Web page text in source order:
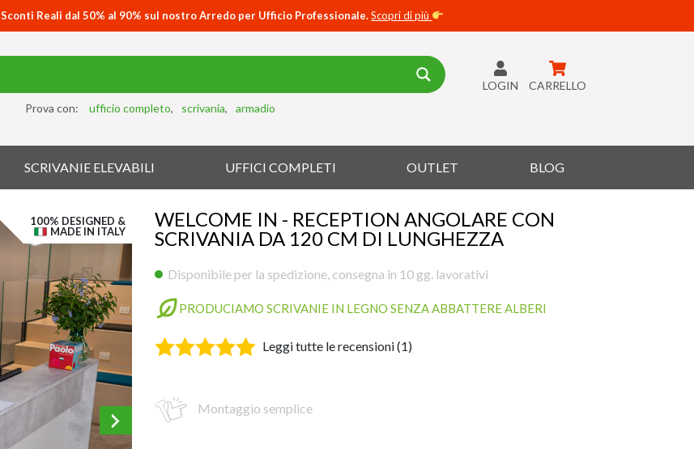
Sconti Reali dal 50% al 90% sul nostro Arredo per Ufficio Professionale.Scopri di più
Prova con: ufficio completo scrivania armadio
LOGIN CARRELLO
SCRIVANIE ELEVABILI UFFICI COMPLETI OUTLET BLOG
100% DESIGNED &
MADE IN ITALY
WELCOME IN - RECEPTION ANGOLARE CON
SCRIVANIA DA 120 CM DI LUNGHEZZA
Disponibile per la spedizione, consegna in 10 gg. lavorativi
PRODUCIAMO SCRIVANIE IN LEGNO SENZA ABBATTERE ALBERI
Leggitutte le recensioni (1)
Montaggio semplice